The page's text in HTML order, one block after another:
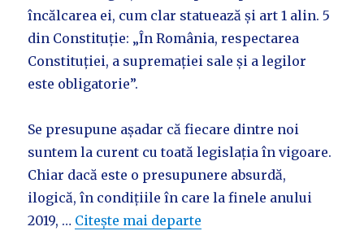
încălcarea ei, cum clar statuează și art 1 alin. 5
din Constituție: „În România, respectarea
Constituției, a supremației sale și a legilor
este obligatorie”.
Se presupune așadar că fiecare dintre noi
suntem la curent cu toată legislația în vigoare.
Chiar dacă este o presupunere absurdă,
ilogică, în condițiile în care la finele anului
2019, … Citește mai departe